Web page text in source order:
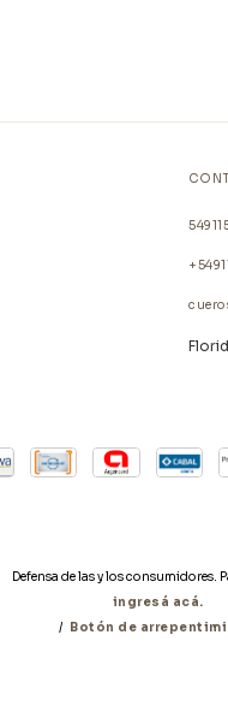
Defensa de las y los consumidores.
ingresá acá.
/ Botón de